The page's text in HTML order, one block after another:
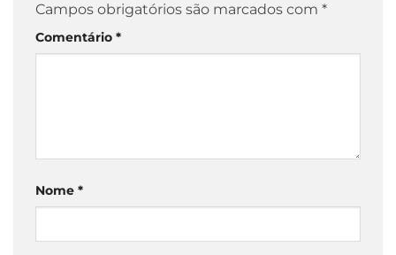
Campos obrigatórios são marcados com *
Comentário *
Nome *